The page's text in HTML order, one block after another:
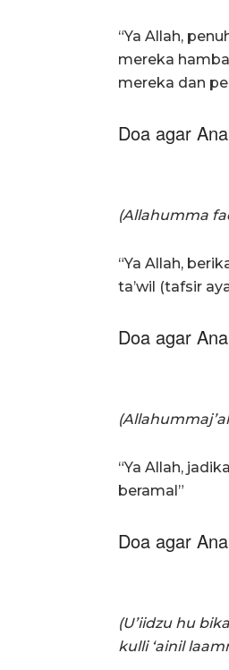
“Ya Allah,
mereka
mereka dan
Doa agar
(Allahumma
“Ya Allah,
ta’wil (tafsir
Doa agar
“Ya Allah,
beramal”
Doa agar
(U’iidzu hu
kulli ‘ainil